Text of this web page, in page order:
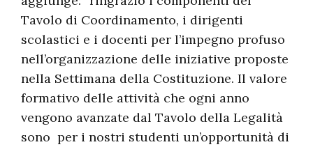
Tavolo di Coordinamento, i dirigenti
scolastici e i docenti per l’impegno profuso
nell’organizzazione delle iniziative proposte
nella Settimana della Costituzione. Il valore
formativo delle attività che ogni anno
vengono avanzate dal Tavolo della Legalità
sono per i nostri studenti un’opportunità di